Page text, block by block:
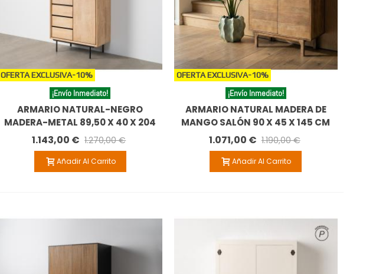
OFERTA EXCLUSIVA-10%
¡Envío Inmediato!
ARMARIO NATURAL-NEGRO
MADERA-METAL 89,50 X 40 X 204
CM
1.143,00 € 1.270,00 €
Añadir Al Carrito
OFERTA EXCLUSIVA-10%
¡Envío Inmediato!
ARMARIO NATURAL MADERA DE
MANGO SALÓN 90 X 45 X 145 CM
1.071,00 € 1.190,00 €
Añadir Al Carrito